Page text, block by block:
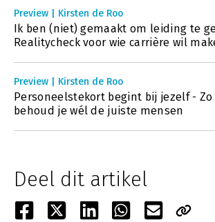
Preview | Kirsten de Roo
Ik ben (niet) gemaakt om leiding te
Realitycheck voor wie carrière wil
Preview | Kirsten de Roo
Personeelstekort begint bij jezelf -
behoud je wél de juiste mensen
Deel dit artikel